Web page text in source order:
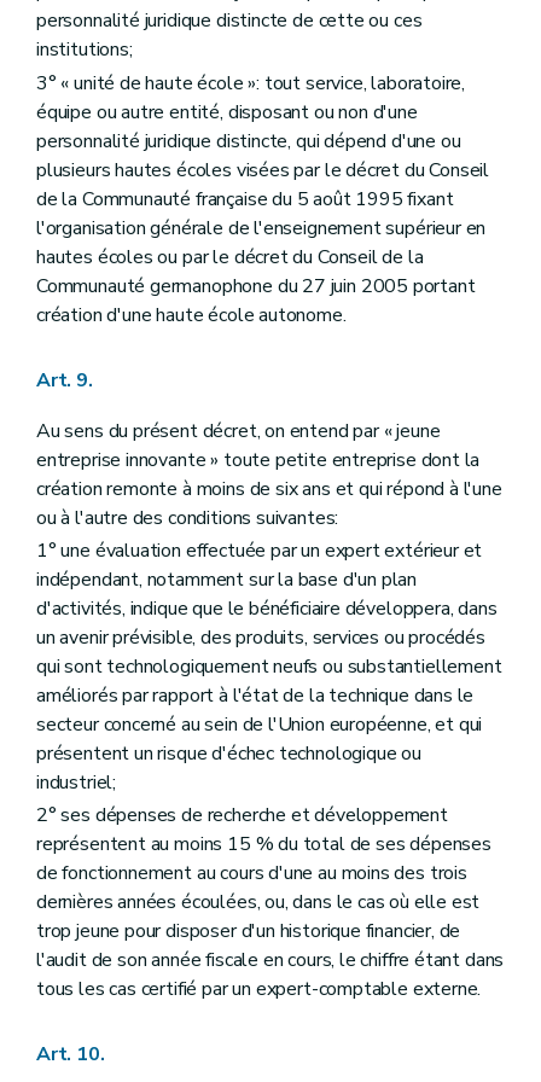
personnalité juridique distincte de cette ou ces
institutions;
3° « unité de haute école »: tout service, laboratoire,
équipe ou autre entité, disposant ou non d'une
personnalité juridique distincte, qui dépend d'une ou
plusieurs hautes écoles visées par le décret du Conseil
de la Communauté française du 5 août 1995 fixant
l'organisation générale de l'enseignement supérieur en
hautes écoles ou par le décret du Conseil de la
Communauté germanophone du 27 juin 2005 portant
création d'une haute école autonome.
Art. 9.
Au sens du présent décret, on entend par « jeune
entreprise innovante » toute petite entreprise dont la
création remonte à moins de six ans et qui répond à l'une
ou à l'autre des conditions suivantes:
1° une évaluation effectuée par un expert extérieur et
indépendant, notamment sur la base d'un plan
d'activités, indique que le bénéficiaire développera, dans
un avenir prévisible, des produits, services ou procédés
qui sont technologiquement neufs ou substantiellement
améliorés par rapport à l'état de la technique dans le
secteur concerné au sein de l'Union européenne, et qui
présentent un risque d'échec technologique ou
industriel;
2° ses dépenses de recherche et développement
représentent au moins 15 % du total de ses dépenses
de fonctionnement au cours d'une au moins des trois
dernières années écoulées, ou, dans le cas où elle est
trop jeune pour disposer d'un historique financier, de
l'audit de son année fiscale en cours, le chiffre étant dans
tous les cas certifié par un expert-comptable externe.
Art. 10.